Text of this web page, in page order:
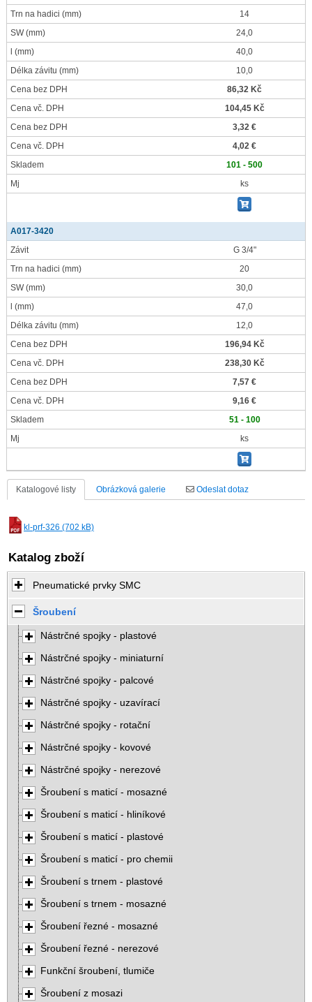
Trn na hadici (mm)
14
SW(mm)
24,0
(mm)
40,0
Délka závitu (mm)
10,0
Cena bez DPH
86,32 Kč
Cena vč. DPH
104,45 Kč
Cena bez DPH
3,32 €
Cena vč. DPH
4,02 €
Skladem
101 - 500
Mj
ks
A017-3420
Závit
G 3/4"
Trn na hadici (mm)
20
SW(mm)
30,0
(mm)
47,0
Délka závitu (mm)
12,0
Cena bez DPH
196,94 Kč
Cena vč. DPH
238,30 Kč
Cena bez DPH
7,57 €
Cena vč. DPH
9,16 €
Skladem
51 - 100
Mj
ks
Katalogové listy Obrázková galerie Odeslat dotaz
kl-prf-326 (702 kB)
Katalog zboží
Pneumatické prvky SMC
Šroubení
Nástrčné spojky - plastové
Nástrčné spojky - miniaturní
Nástrčné spojky - palcové
Nástrčné spojky - uzavírací
Nástrčné spojky - rotační
Nástrčné spojky - kovové
Nástrčné spojky - nerezové
Šroubení s maticí - mosazné
Šroubení s maticí - hliníkové
Šroubení s maticí - plastové
Šroubení s maticí - pro chemii
Šroubení s trnem - plastové
Šroubení s trnem - mosazné
Šroubení řezné - mosazné
Šroubení řezné - nerezové
Funkční šroubení, tlumiče
Šroubení z mosazi